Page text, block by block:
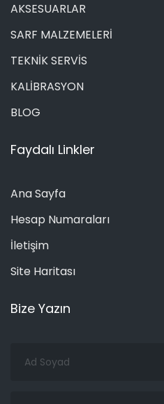
AKSESUARLAR
SARF MALZEMELERİ
TEKNİK SERVİS
KALİBRASYON
BLOG
Faydalı Linkler
Ana Sayfa
Hesap Numaraları
İletişim
Site Haritası
Bize Yazın
Soyad